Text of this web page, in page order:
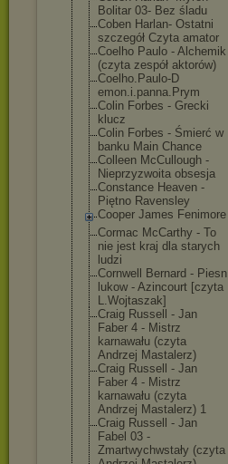
Bolitar 03- Bez śladu
Coben Harlan- Ostatni
szczegół Czyta amator
Coelho Paulo - Alchemik
(czyta zespół aktorów)
Coelho.Paulo-D
emon.i.panna.Prym
Colin Forbes - Grecki
klucz
Colin Forbes - Śmierć w
banku Main Chance
Colleen McCullough -
Nieprzyzwoita obsesja
Constance Heaven -
Piętno Ravensley
Cooper James Fenimore
Cormac McCarthy - To
nie jest kraj dla starych
ludzi
Cornwell Bernard - Piesn
lukow - Azincourt [czyta
L.Wojtaszak]
Craig Russell - Jan
Faber 4 - Mistrz
karnawału (czyta
Andrzej Mastalerz)
Craig Russell - Jan
Faber 4 - Mistrz
karnawału (czyta
Andrzej Mastalerz) 1
Craig Russell - Jan
Fabel 03 -
Zmartwychwstały (czyta